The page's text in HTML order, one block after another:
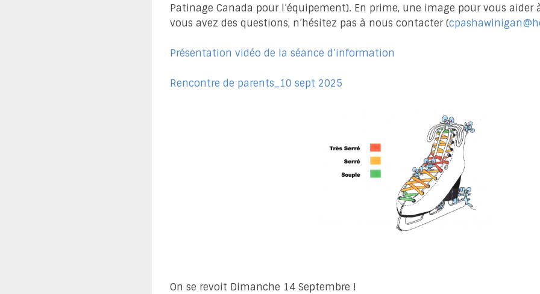
Patinage Canada pour l’équipement). En prime, une image pour vous aider
vous avez des questions, n’hésitez pas à nous contacter (
Présentation vidéo de la séance d’information
Rencontre de parents_10 sept 2025
On se revoit Dimanche 14 Septembre !